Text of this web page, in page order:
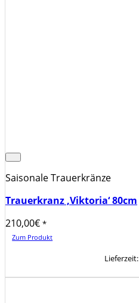
Saisonale Trauerkränze
Trauerkranz ‚Viktoria‘ 80cm
210,00€ *
Zum Produkt
Lieferzeit: